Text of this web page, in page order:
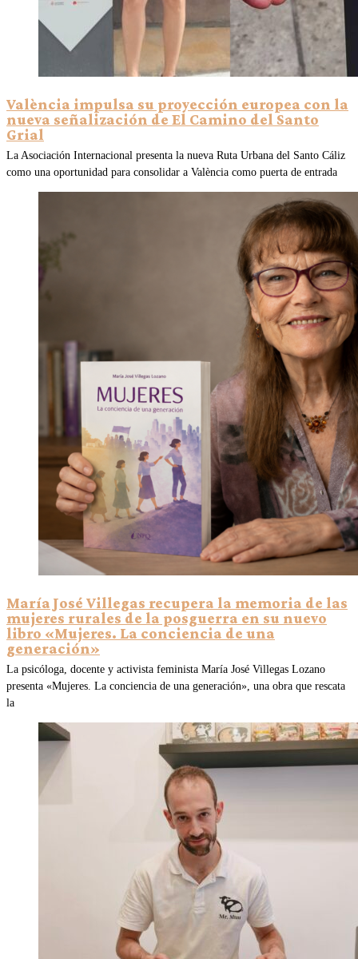
València impulsa su proyección europea con la
nueva señalización de El Camino del Santo
Grial
La Asociación Internacional presenta la nueva Ruta Urbana del Santo Cáliz
como una oportunidad para consolidar a València como puerta de entrada
María José Villegas recupera la memoria de las
mujeres rurales de la posguerra en su nuevo
libro «Mujeres. La conciencia de una
generación»
La psicóloga, docente y activista feminista María José Villegas Lozano
presenta «Mujeres. La conciencia de una generación», una obra que rescata
la